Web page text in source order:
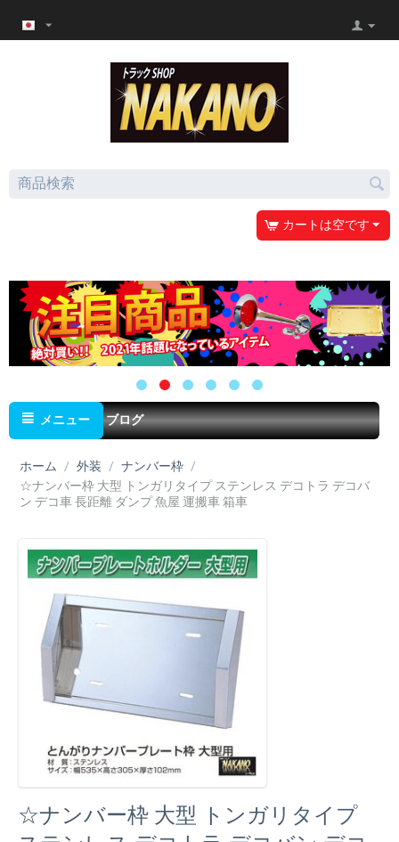
カートは空です
メニュー ブログ
ホーム / 外装 / ナンバー枠 /
☆ナンバー枠 大型 トンガリタイプ ステンレス デコトラ デコバ
ン デコ車 長距離 ダンプ 魚屋 運搬車 箱車
☆ナンバー枠 大型 トンガリタイプ